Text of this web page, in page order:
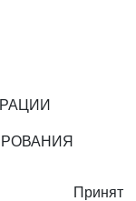
Принят